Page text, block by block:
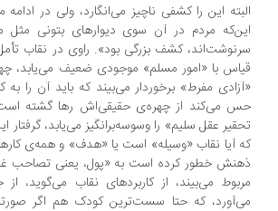
این را کشفی ناچیز می‌انگارد، ولی در ادامه
مردم در آن سوی دیوارهای بتونی مثل من
کشف بزرگی بود». راوی در نقاب تأمل
با «امور مسلم» موجودی ضعیف می‌یابد، چهره‌ی
مفرط» برخوردار می‌بیند که باید آن را به کاری
می‌کند از چهره‌ی حقیقی‌اش رها گشته است،
عقل سلیم» را وسوسه‌برانگیز می‌یابد، گرفتار این
آیا نقاب «وسیله» است یا «هدف» و همه‌ی کارهای
خطور کرده است به «پول، یعنی تصاحب
می‌بیند، از کاربردهای نقاب می‌گوید، از
که حتا سست‌ترین کودک هم اگر صورتش را